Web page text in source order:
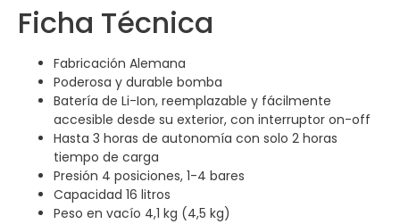
Ficha Técnica
Fabricación Alemana
Poderosa y durable bomba
Batería de Li-Ion, reemplazable y fácilmente
accesible desde su exterior, con interruptor on-off
Hasta 3 horas de autonomía con solo 2 horas
tiempo de carga
Presión 4 posiciones, 1-4 bares
Capacidad 16 litros
Peso en vacío 4,1 kg (4,5 kg)